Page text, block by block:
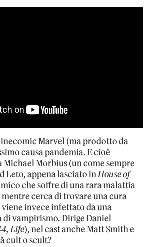
Marvel (ma prodotto da
causa pandemia. E cioè
Michael Morbius (un come sempre
Leto, appena lasciato inHouse of
che soffre di una rara malattia
mentre cerca di trovare una cura
invece infettato da una
vampirismo. Dirige Daniel
Life), nel cast anche Matt Smith e
cult o scult?